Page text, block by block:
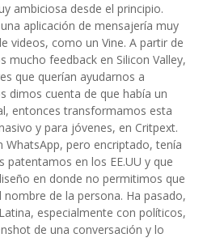
ambiciosa desde el principio.
aplicación de mensajería muy
videos, como un Vine. A partir de
mucho feedback en Silicon Valley,
que querían ayudarnos a
dimos cuenta de que había un
entonces transformamos esta
y para jóvenes, en Critpext.
WhatsApp, pero encriptado, tenía
en los EE.UU y que
en donde no permitimos que
de la persona. Ha pasado,
especialmente con políticos,
de una conversación y lo